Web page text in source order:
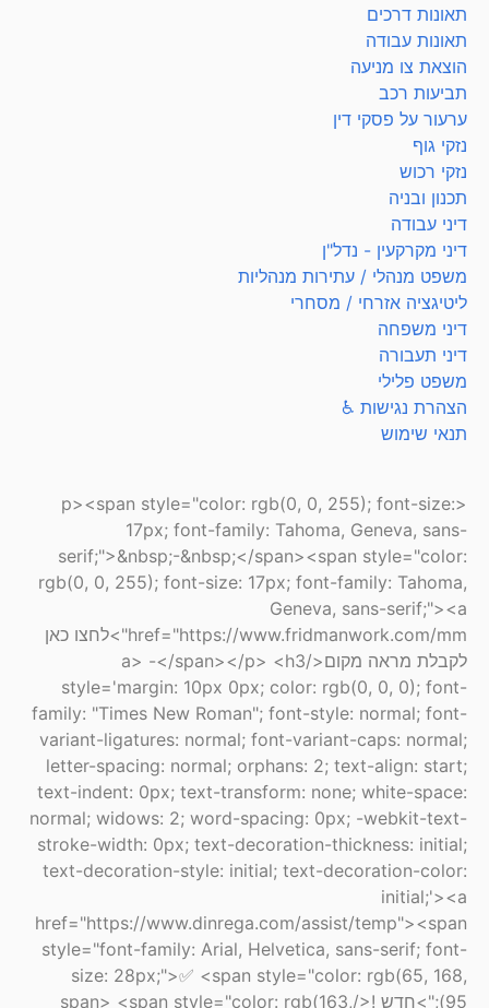
תאונות דרכים
תאונות עבודה
הוצאת צו מניעה
תביעות רכב
ערעור על פסקי דין
נזקי גוף
נזקי רכוש
תכנון ובניה
דיני עבודה
דיני מקרקעין - נדל"ן
משפט מנהלי / עתירות מנהליות
ליטיגציה אזרחי / מסחרי
דיני משפחה
דיני תעבורה
משפט פלילי
הצהרת נגישות ♿
תנאי שימוש
<p><span style="color: rgb(0, 0, 255); font-size:
17px; font-family: Tahoma, Geneva, sans-
serif;">&nbsp;-&nbsp;</span><span style="color:
rgb(0, 0, 255); font-size: 17px; font-family: Tahoma,
Geneva, sans-serif;"><a
href="https://www.fridmanwork.com/mm">לחצו כאן
לקבלת מראה מקום</a> -</span></p> <h3
style='margin: 10px 0px; color: rgb(0, 0, 0); font-
family: "Times New Roman"; font-style: normal; font-
variant-ligatures: normal; font-variant-caps: normal;
letter-spacing: normal; orphans: 2; text-align: start;
text-indent: 0px; text-transform: none; white-space:
normal; widows: 2; word-spacing: 0px; -webkit-text-
stroke-width: 0px; text-decoration-thickness: initial;
text-decoration-style: initial; text-decoration-color:
initial;'><a
href="https://www.dinrega.com/assist/temp"><span
style="font-family: Arial, Helvetica, sans-serif; font-
size: 28px;">✅ <span style="color: rgb(65, 168,
95);">חדש !</span> <span style="color: rgb(163,